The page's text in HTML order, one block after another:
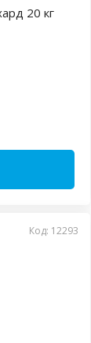
20 кг
Код: 12293